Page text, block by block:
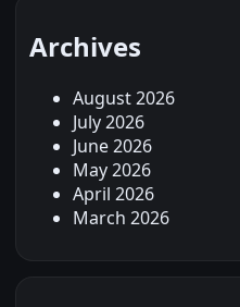
Archives
August 2026
July 2026
June 2026
May 2026
April 2026
March 2026